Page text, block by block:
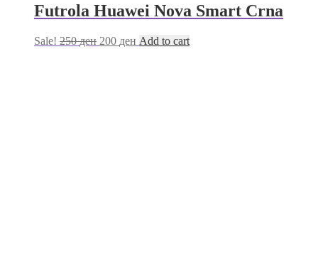
Futrola Huawei Nova Smart Crna
Sale! 250ден 200 ден Add to cart